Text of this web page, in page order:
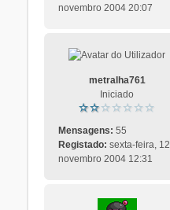
novembro 2004 20:07
metralha761
Iniciado
Mensagens: 55
Registado: sexta-feira, 12
novembro 2004 12:31